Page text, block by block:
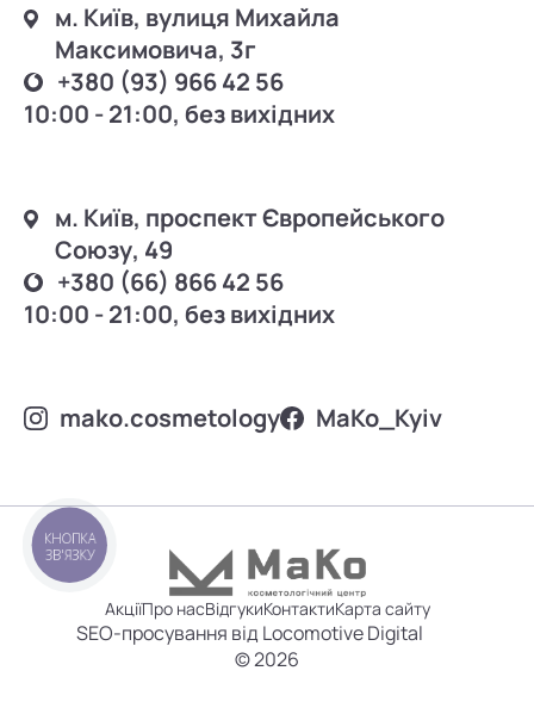
м. Київ, вулиця Михайла
Максимовича, 3г
+380 (93) 966 42 56
10:00 - 21:00, без вихідних
м. Київ, проспект Європейського
Союзу, 49
+380 (66) 866 42 56
10:00 - 21:00, без вихідних
mako.cosmetology MаKo_Kyiv
АкціїПро насВідгукиКонтактиКарта сайту
SEO-просування від Locomotive Digital
© 2026
КНОПКА
ЗВ'ЯЗКУ